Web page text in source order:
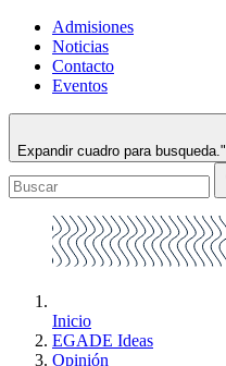
Admisiones
Noticias
Contacto
Eventos
Expandir cuadro para busqueda."
Inicio
EGADE Ideas
Opinión